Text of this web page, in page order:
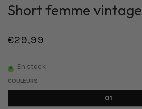
Short femme vintage
€29,99
/
UNITAIRE
En stock
COULEURS
01